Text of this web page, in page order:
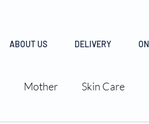
ABOUT US DELIVERY
Mother Skin Care